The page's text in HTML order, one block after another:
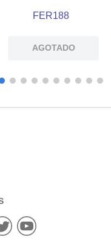
FER188
AGOTADO